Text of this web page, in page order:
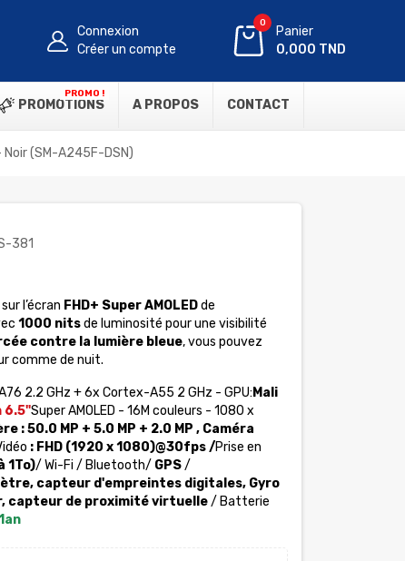
Connexion
Créer un compte
0
Panier
0,000 TND
PROMOTIONS
PROMO !
A PROPOS CONTACT
(SM-A245F-DSN)
381
l’écran FHD+ Super AMOLEDde
1000 nitsde luminosité pour une visibilité
contre la lumière bleue, vous pouvez
comme de nuit.
2.2 GHz + 6x Cortex-A55 2 GHz - GPU: Mali
6.5"Super AMOLED - 16M couleurs - 1080 x
:50.0 MP + 5.0 MP + 2.0 MP , Caméra
:FHD (1920 x 1080)@30fps/Prise en
1To)/ Wi-Fi / Bluetooth/ GPS/
capteur d'empreintes digitales, Gyro
capteur de proximité virtuelle/ Batterie